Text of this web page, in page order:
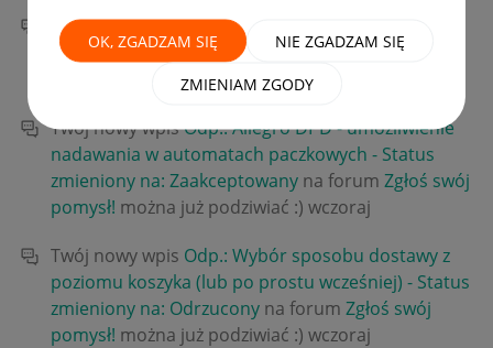
OK, ZGADZAM SIĘ NIE ZGADZAM SIĘ
ZMIENIAM ZGODY
Twój nowy wpisOdp.: Kupon 50 zł za zamówienie
karty allegro payna forum Allegro Paymożna już
wczoraj
Twój nowy wpisOdp.: Allegro DPD - umożliwienie
nadawania w automatach paczkowych - Status
zmieniony na: Zaakceptowany na forum Zgłoś swój
pomysł! można już podziwiać :) wczoraj
Twój nowy wpis Odp.: Wybór sposobu dostawy z
poziomu koszyka (lub po prostu wcześniej) - Status
zmieniony na: Odrzucony na forum Zgłoś swój
pomysł! można już podziwiać :) wczoraj